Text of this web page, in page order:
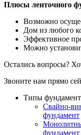
Плюсы ленточного
Возможно
Дом из любого
Эффективное
Можно
Остались вопросы?
Звоните нам прямо
Типы
Свайно-
фундамент
фундамент